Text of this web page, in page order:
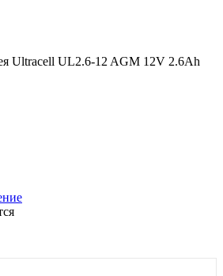
Ultracell UL2.6-12 AGM 12V 2.6Ah